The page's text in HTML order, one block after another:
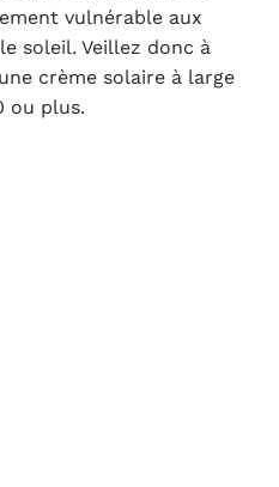
vulnérable aux
soleil. Veillez donc à
crème solaire à large
ou plus.